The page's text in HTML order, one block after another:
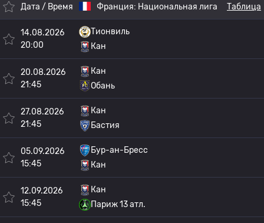
Дата / Время Франция: Национальная лига Таблица
14.08.2026
20:00
Тионвиль
Кан
20.08.2026
21:45
Кан
Обань
27.08.2026
21:45
Кан
Бастия
05.09.2026
15:45
Бур-ан-Бресс
Кан
12.09.2026
15:45
Кан
Париж 13 атл.